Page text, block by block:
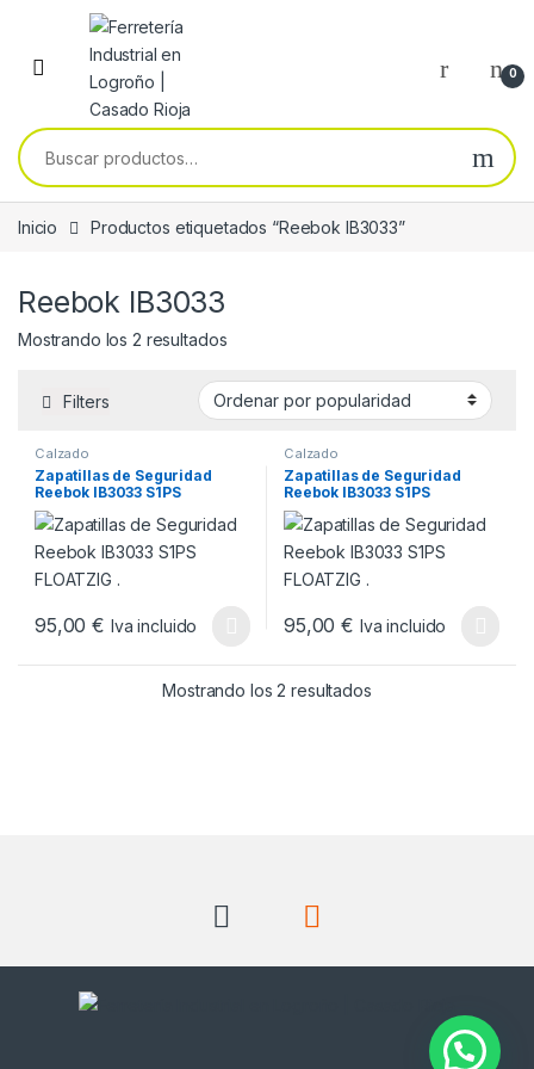
Skip to navigation
Skip to content
0
Buscar por:
Inicio Productos etiquetados “Reebok IB3033”
Reebok IB3033
Mostrando los 2 resultadosOrdenado por popularidad
Filters
Calzado
Zapatillas de Seguridad
Reebok IB3033 S1PS
FLOATZIG .
95,00€ Iva incluido
Este producto tiene múltiples variantes. Las opciones se
Calzado
Zapatillas de Seguridad
Reebok IB3033 S1PS
FLOATZIG .
95,00€ Iva incluido
Este producto tiene múltiples
Mostrando los 2 resultadosOrdenado por